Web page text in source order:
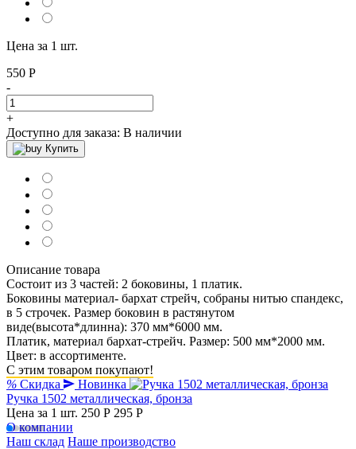
Цена за 1 шт.
550 Р
-
+
Доступно для заказа: В наличии
Купить
Описание товара
Состоит из 3 частей: 2 боковины, 1 платик.
Боковины материал- бархат стрейч, собраны нитью спандекс,
в 5 строчек. Размер боковин в растянутом
виде(высота*длинна): 370 мм*6000 мм.
Платик, материал бархат-стрейч. Размер: 500 мм*2000 мм.
Цвет: в ассортименте.
С этим товаром покупают!
% Скидка
Новинка
Ручка 1502 металлическая, бронза
Цена за 1 шт. 250 Р 295 P
О компании
Наш склад Наше производство